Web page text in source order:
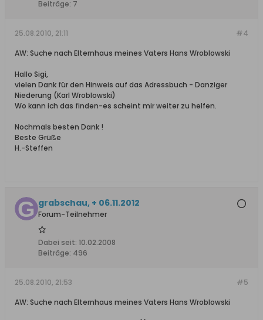
Beiträge: 7
#4
25.08.2010, 21:11
AW: Suche nach Elternhaus meines Vaters Hans Wroblowski
Hallo Sigi,
vielen Dank für den Hinweis auf das Adressbuch - Danziger
Niederung (Karl Wroblowski)
Wo kann ich das finden-es scheint mir weiter zu helfen.
Nochmals besten Dank !
Beste Grüße
H.-Steffen
grabschau, + 06.11.2012
Forum-Teilnehmer
Dabei seit: 10.02.2008
Beiträge: 496
#5
25.08.2010, 21:53
AW: Suche nach Elternhaus meines Vaters Hans Wroblowski